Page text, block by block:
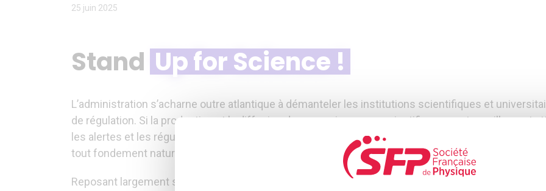
25 juin 2025
Stand Up for Science !
L’administration s’acharne outre atlantique à démanteler les institutions scientifiques et
de régulation. Si la production et la diffusion des connaissances scientifiques sont pareillement
les alertes et les régulations climatiques et environnementales, la nécessité d’un système de
tout fondement naturel au racisme.
Reposant largement sur des crédits fédéraux menacés d’être drastiquement amputés,
la